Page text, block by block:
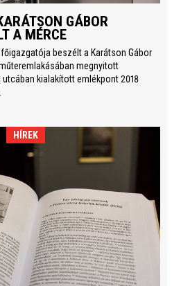
GÁBOR
A MÉRCE
főigazgatója beszélt a Karátson Gábor
megnyitott
utcában kialakított emlékpont 2018
HÍREK